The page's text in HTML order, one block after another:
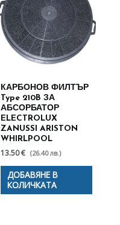
КАРБОНОВ ФИЛТЪР
Type 210B ЗА
АБСОРБАТОР
ELECTROLUX
ZANUSSI ARISTON
WHIRLPOOL
13.50 € (26.40 лв.)
ДОБАВЯНЕ В
КОЛИЧКАТА